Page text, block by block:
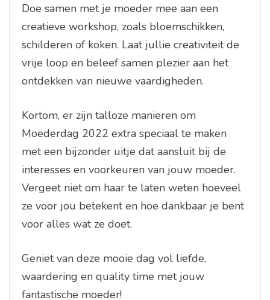
Doe samen met je moeder mee aan een
creatieve workshop, zoals bloemschikken,
schilderen of koken. Laat jullie creativiteit de
vrije loop en beleef samen plezier aan het
ontdekken van nieuwe vaardigheden.
Kortom, er zijn talloze manieren om
Moederdag 2022 extra speciaal te maken
met een bijzonder uitje dat aansluit bij de
interesses en voorkeuren van jouw moeder.
Vergeet niet om haar te laten weten hoeveel
ze voor jou betekent en hoe dankbaar je bent
voor alles wat ze doet.
Geniet van deze mooie dag vol liefde,
waardering en quality time met jouw
fantastische moeder!